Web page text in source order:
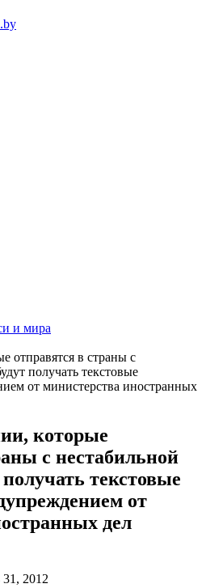
и мира
отправятся в страны с
получать текстовые
от министерства иностранных
которые
с нестабильной
текстовые
от
дел
2012